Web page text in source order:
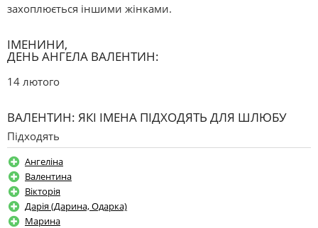
захоплюється іншими жінками.
ІМЕНИНИ,
ДЕНЬ АНГЕЛА ВАЛЕНТИН:
14 лютого
ВАЛЕНТИН: ЯКІ ІМЕНА ПІДХОДЯТЬ ДЛЯ ШЛЮБУ
Підходять
Ангеліна
Валентина
Вікторія
Дарія (Дарина, Одарка)
Марина